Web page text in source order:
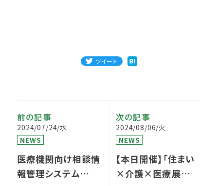
ツイート
前の記事
2024/07/24/水
NEWS
医療機関向け相談情
報管理システム
次の記事
2024/08/06/火
NEWS
【本日開催】「住まい
×介護×医療展